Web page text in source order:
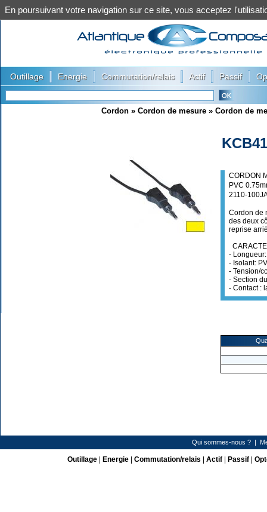
Outillage Energie Commutation/relais Actif Passif
Cordon » Cordon de mesure » Cordon de
CORDON
PVC
2110-
Cordon de
des deux
reprise
-
- Isolant:
- Tension/
- Section
- Contact :
Qui sommes-nous ? |
Outillage| Energie| Commutation/relais Actif| Passif|
En poursuivant votre navigation sur ce site, vous acceptez